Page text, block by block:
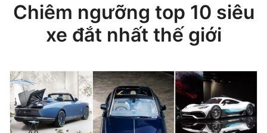
Chiêm ngưỡng top 10 siêu
xe đắt nhất thế giới